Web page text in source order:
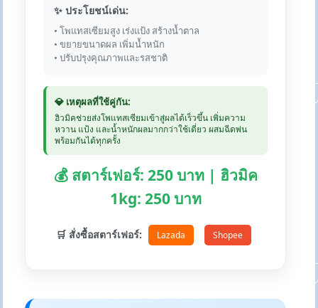
✨ ประโยชน์เด่น:
• โพแทสเซียมสูง เร่งแป้ง สร้างน้ำตาล
• ขยายขนาดผล เพิ่มน้ำหนัก
• ปรับปรุงคุณภาพและรสชาติ
💎 เหตุผลที่ใช้คู่กัน:
ฮิวมิคช่วยส่งโพแทสเซียมเข้าสู่ผลได้เร็วขึ้น เพิ่มความ
หวาน แป้ง และน้ำหนักผลมากกว่าใช้เดี่ยว ผสมฉีดพ่น
พร้อมกันได้ทุกครั้ง
💰 สตาร์เฟอร์: 250 บาท | ฮิวมิค
1kg: 250 บาท
🛒 สั่งซื้อสตาร์เฟอร์: Lazada Shopee